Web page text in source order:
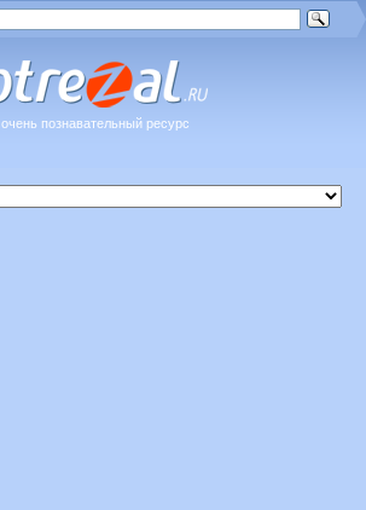
очень познавательный ресурс